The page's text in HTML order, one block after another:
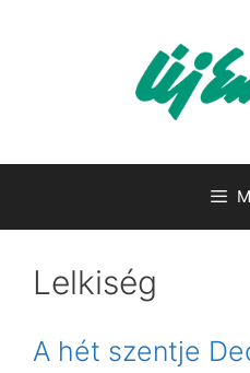
Lelkiség
A hét szentje